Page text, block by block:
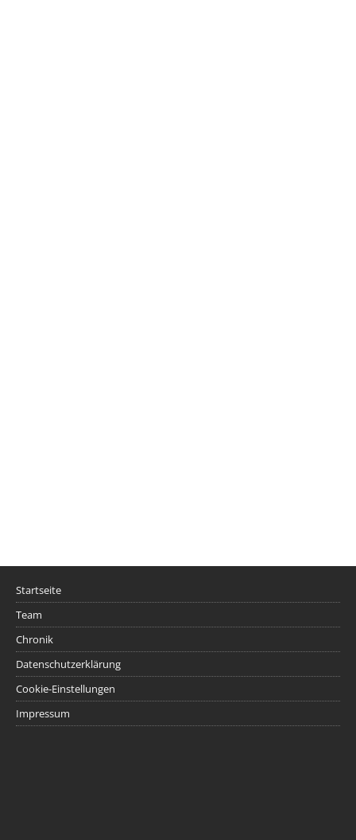
Startseite
Team
Chronik
Datenschutzerklärung
Cookie-Einstellungen
Impressum